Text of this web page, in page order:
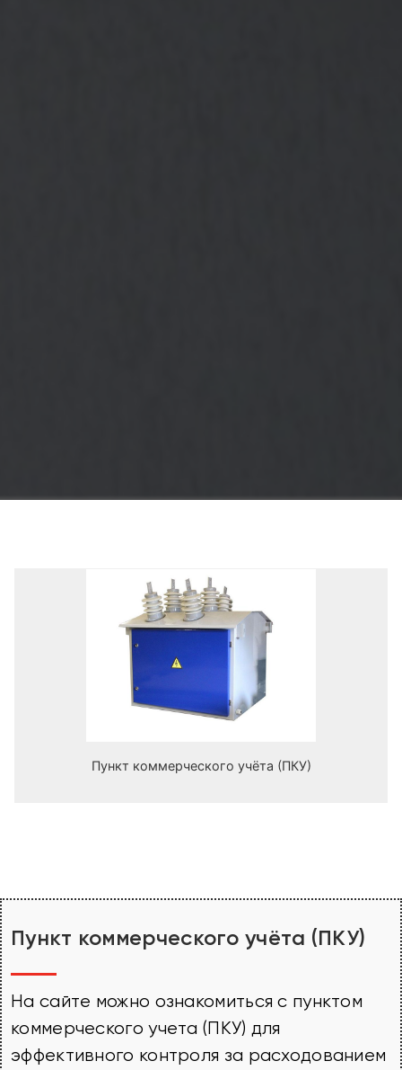
Пункт коммерческого учёта (ПКУ)
Пункт коммерческого учёта (ПКУ)
На сайте можно ознакомиться с пунктом
коммерческого учета (ПКУ) для
эффективного контроля за расходованием